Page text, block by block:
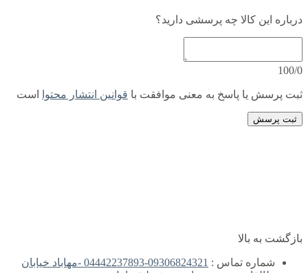
درباره این کالا چه پرسشی دارید؟
100/0
ثبت پرسش یا پاسخ به معنی موافقت با قوانین انتشار محتوا است
ثبت پرسش
بازگشت به بالا
شماره تماس :
09306824321-04442237893 -مهاباد خیابان